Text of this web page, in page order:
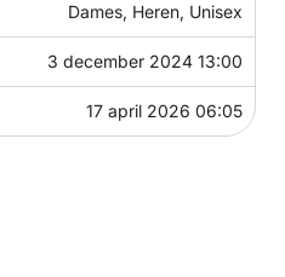
Dames, Heren, Unisex
3 december 2024 13:00
17 april 2026 06:05